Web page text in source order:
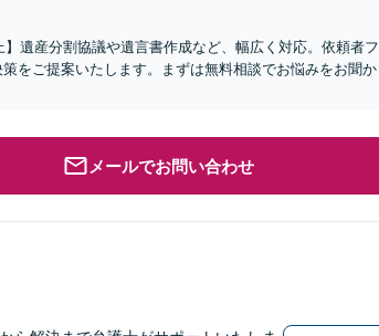
遺産分割協議や遺言書作成など、幅広く対応。依頼者フ
をご提案いたします。まずは無料相談でお悩みをお聞か
メールでお問い合わせ